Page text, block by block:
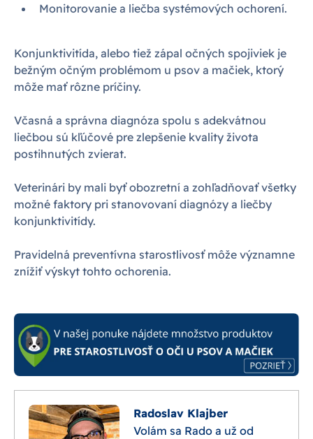
Monitorovanie a liečba systémových ochorení.
Konjunktivitída, alebo tiež zápal očných spojiviek je
bežným očným problémom u psov a mačiek, ktorý
môže mať rôzne príčiny.
Včasná a správna diagnóza spolu s adekvátnou
liečbou sú kľúčové pre zlepšenie kvality života
postihnutých zvierat.
Veterinári by mali byť obozretní a zohľadňovať všetky
možné faktory pri stanovovaní diagnózy a liečby
konjunktivitídy.
Pravidelná preventívna starostlivosť môže významne
znížiť výskyt tohto ochorenia.
Radoslav Klajber
Volám sa Rado a už od